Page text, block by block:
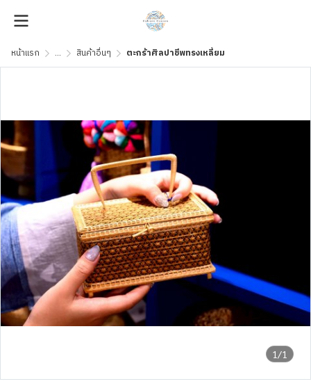
หน้าแรก ... สินค้าอื่นๆ ตะกร้าศิลปาชีพทรงเหลี่ยม
1/1